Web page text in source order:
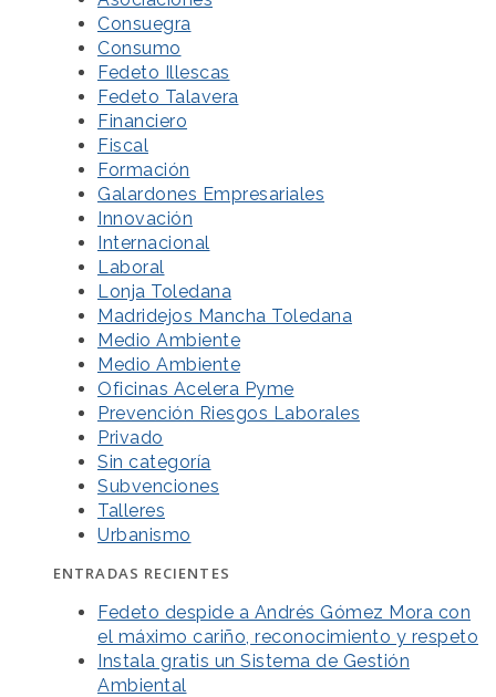
Consuegra
Consumo
Fedeto Illescas
Fedeto Talavera
Financiero
Fiscal
Formación
Galardones Empresariales
Innovación
Internacional
Laboral
Lonja Toledana
Madridejos Mancha Toledana
Medio Ambiente
Medio Ambiente
Oficinas Acelera Pyme
Prevención Riesgos Laborales
Privado
Sin categoría
Subvenciones
Talleres
Urbanismo
ENTRADAS RECIENTES
Fedeto despide a Andrés Gómez Mora con
el máximo cariño, reconocimiento y respeto
Instala gratis un Sistema de Gestión
Ambiental